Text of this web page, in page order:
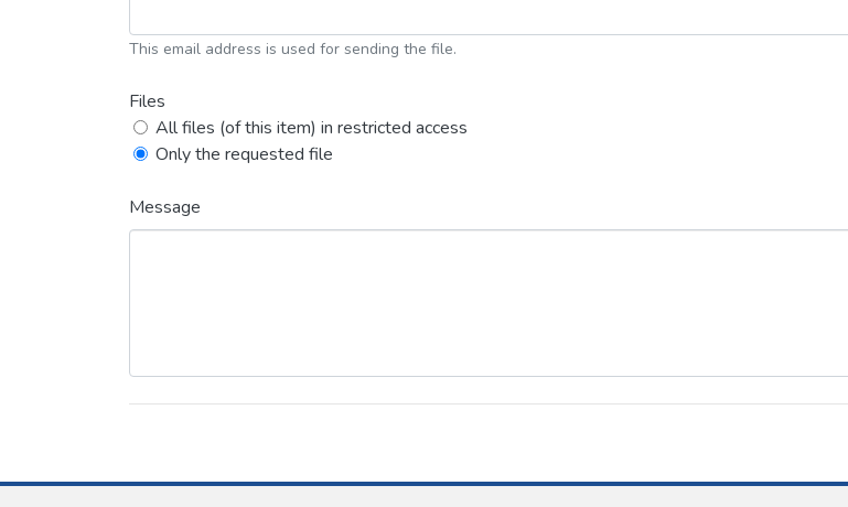
This email address is used for sending the file.
Files
All files (of this item) in restricted access
Only the requested file
Message